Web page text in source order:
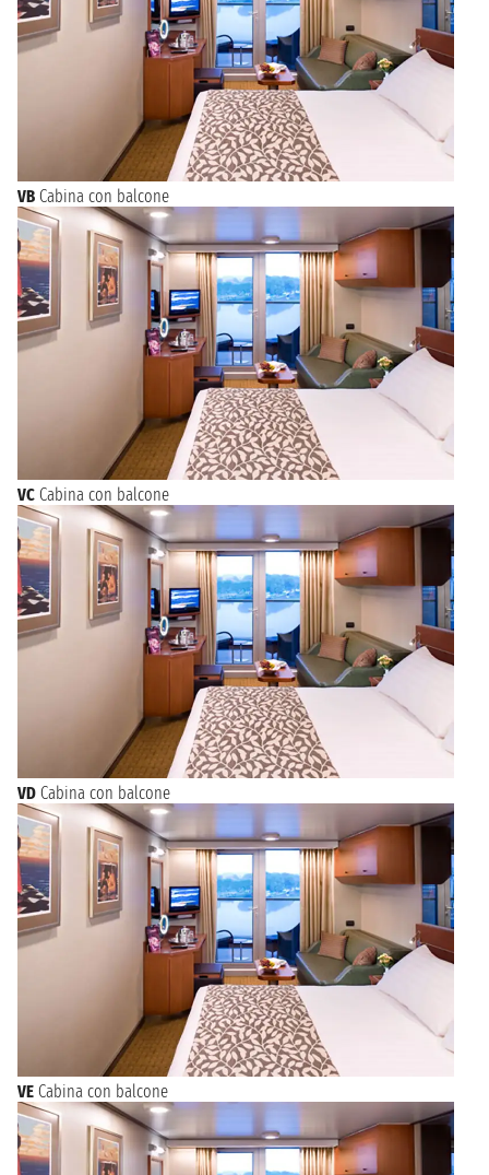
VB Cabina con balcone
VC Cabina con balcone
VD Cabina con balcone
VE Cabina con balcone